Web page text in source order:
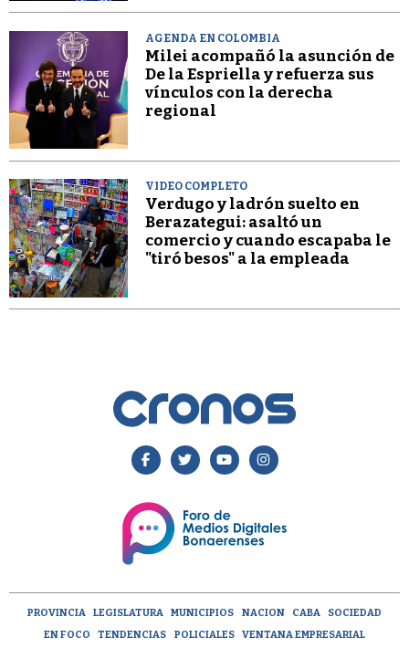
AGENDA EN COLOMBIA
Milei acompañó la asunción de
De la Espriella y refuerza sus
vínculos con la derecha
regional
VIDEO COMPLETO
Verdugo y ladrón suelto en
Berazategui: asaltó un
comercio y cuando escapaba le
"tiró besos" a la empleada
PROVINCIA LEGISLATURA MUNICIPIOS NACION CABA
SOCIEDAD
EN FOCO
TENDENCIAS POLICIALES VENTANA EMPRESARIAL